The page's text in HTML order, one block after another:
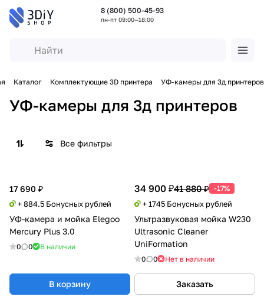
8 (800) 500-45-93
пн-пт 09:00—18:00
Каталог Комплектующие 3D принтера УФ-камеры для 3д принтеров
УФ-камеры для 3д принтеров
Все фильтры
17 690 ₽
+ 884.5 Бонусных рублей
УФ-камера и мойка Elegoo
Mercury Plus 3.0
0 0 В наличии
В корзину
34 900 ₽41 880 ₽ -17%
+ 1745 Бонусных рублей
Ультразвуковая мойка W230
Ultrasonic Cleaner
UniFormation
0 0 Нет в наличии
Заказать